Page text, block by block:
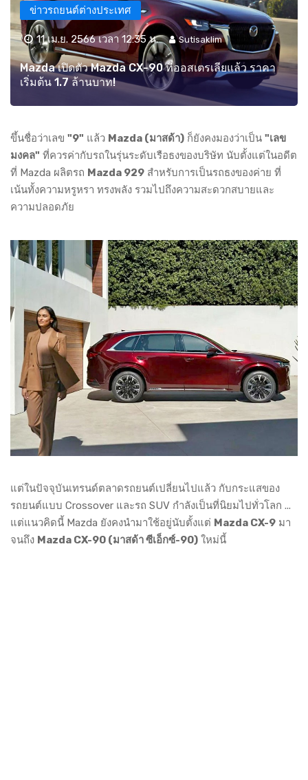
ข่าวรถยนต์ต่างประเทศ
11 เม.ย. 2566 เวลา 12:35 น. Sutisaklim
Mazda เปิดตัว Mazda CX-90 ที่ออสเตรเลียแล้ว ราคา
เริ่มต้น 1.7 ล้านบาท!
ขึ้นชื่อว่าเลข "9" แล้ว Mazda (มาสด้า) ก็ยังคงมองว่าเป็น "เลข
มงคล" ที่ควรค่ากับรถในรุ่นระดับเรือธงของบริษัท นับตั้งแต่ในอดีต
ที่ Mazda ผลิตรถ Mazda 929 สำหรับการเป็นรถธงของค่าย ที่
เน้นทั้งความหรูหรา ทรงพลัง รวมไปถึงความสะดวกสบายและ
ความปลอดภัย
แต่ในปัจจุบันเทรนด์ตลาดรถยนต์เปลี่ยนไปแล้ว กับกระแสของ
รถยนต์แบบ Crossover และรถ SUV กำลังเป็นที่นิยมไปทั่วโลก ...
แต่แนวคิดนี้ Mazda ยังคงนำมาใช้อยู่นับตั้งแต่ Mazda CX-9 มา
จนถึง Mazda CX-90 (มาสด้า ซีเอ็กซ์-90) ใหม่นี้